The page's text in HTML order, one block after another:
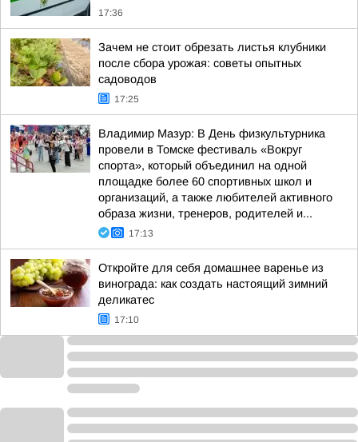
17:36
Зачем не стоит обрезать листья клубники
после сбора урожая: советы опытных
садоводов
17:25
Владимир Мазур: В День физкультурника
провели в Томске фестиваль «Вокруг
спорта», который объединил на одной
площадке более 60 спортивных школ и
организаций, а также любителей активного
образа жизни, тренеров, родителей и...
17:13
Откройте для себя домашнее варенье из
винограда: как создать настоящий зимний
деликатес
17:10